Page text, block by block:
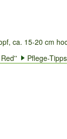
ca. 15-20 cm
Pflege-Tipps